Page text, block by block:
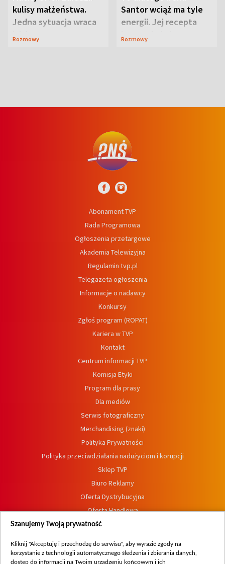
kulisy małżeństwa.
Jedna sytuacja wraca
jak bumerang
Rozmowy
Santor wciąż ma tyle
energii. Jej recepta
jest zaskakująco
Rozmowy
Abonament TVP
Rada Programowa
Ogłoszenia przetargowe
Akademia Telewizyjna
Regulamin tvp.pl
Telegazeta ogłoszenia
Informacje o nadawcy
Konkursy
Zgłoś program (ROPAT)
Kariera w TVP
Kontakt
Centrum informacji TVP
Komisja Etyki
Program dla prasy
Dla mediów
Serwis fotograficzny
Merchandising (znaki)
Polityka Prywatności
Polityka przeciwdziałania nadużyciom i korupcji
Sklep TVP
Biuro Reklamy
Oferta Dystrybucyjna
Oferta Handlowa
Dostępność
Procedura zgłoszeń wewnętrznych
Szanujemy Twoją prywatność
Kliknij "Akceptuję i przechodzę do serwisu", aby wyrazić zgody na
korzystanie z technologii automatycznego śledzenia i zbierania danych,
dostęp do informacji na Twoim urządzeniu końcowym i ich